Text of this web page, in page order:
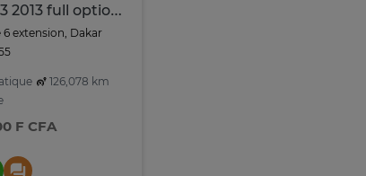
BMW X3 2013 full option cuir spacieux jantes alliage
6 extension, Dakar
126,078 km
F CFA